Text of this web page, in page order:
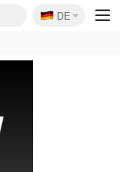
🇩🇪
DE